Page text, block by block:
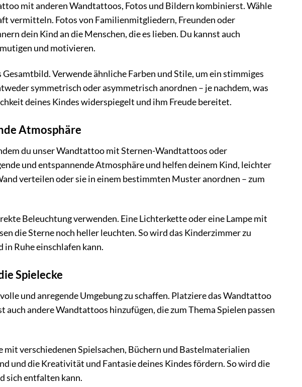
mit anderen Wandtattoos, Fotos und Bildern kombinierst. Wähle
vermitteln. Fotos von Familienmitgliedern, Freunden oder
dein Kind an die Menschen, die es lieben. Du kannst auch
und motivieren.
Verwende ähnliche Farben und Stile, um ein stimmiges
symmetrisch oder asymmetrisch anordnen – je nachdem, was
deines Kindes widerspiegelt und ihm Freude bereitet.
Atmosphäre
du unser Wandtattoo mit Sternen-Wandtattoos oder
und entspannende Atmosphäre und helfen deinem Kind, leichter
verteilen oder sie in einem bestimmten Muster anordnen – zum
Beleuchtung verwenden. Eine Lichterkette oder eine Lampe mit
die Sterne noch heller leuchten. So wird das Kinderzimmer zu
in Ruhe einschlafen kann.
Spielecke
und anregende Umgebung zu schaffen. Platziere das Wandtattoo
andere Wandtattoos hinzufügen, die zum Thema Spielen passen
verschiedenen Spielsachen, Büchern und Bastelmaterialien
und die Kreativität und Fantasie deines Kindes fördern. So wird die
sich entfalten kann.